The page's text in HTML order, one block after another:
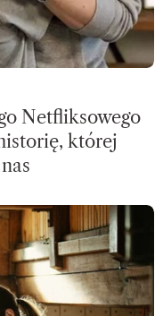
Netfliksowego
której